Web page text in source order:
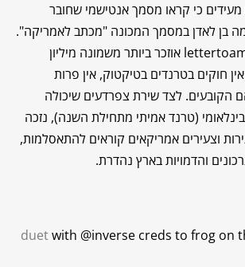
כי קראו מסמך אנטישמי שחובר
אוסמה בן לאדן במסמך המכונה "מכתב לאמריקה".
ההאשטאג #lettertoamerica אוזכר ביותר משמונה מיליון
חוקים בטרנדים בטיקטוק, אין פרות
הקובעים. לצד שירת צפרדעים שיכולה
(טרנד אמיתי מתחילת השנה), נזכה
וצעירים אמריקאים קוראים להתאסלמות,
והדמויות בארץ נהדרת.
with @inverse creds to frog on